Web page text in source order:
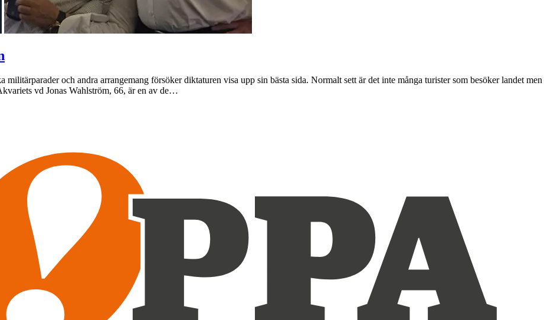
och andra arrangemang försöker diktaturen visa upp sin bästa sida. Normalt sett är det inte många turister som besöker landet men
vd Jonas Wahlström, 66, är en av de…